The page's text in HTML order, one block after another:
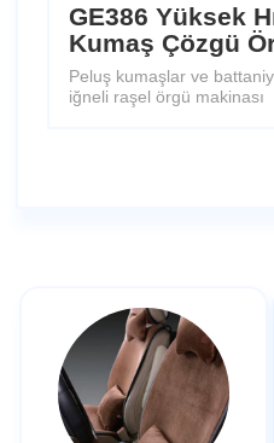
GE386 Yüksek
Kumaş Çözgü
Peluş kumaşlar ve
iğneli raşel örgü makinası